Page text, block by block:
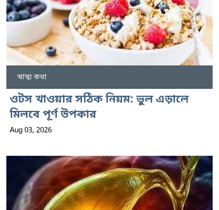
স্বাস্থ্য কথা
ওটস খাওয়ার সঠিক নিয়ম: ভুল এড়ালে
মিলবে পূর্ণ উপকার
Aug 03, 2026